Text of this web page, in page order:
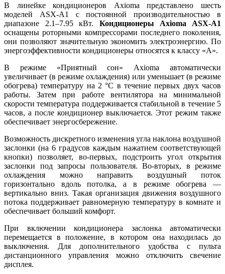
В линейке кондиционеров Axioma представлено шесть
моделей ASX-A1 с постоянной производительностью в
диапазоне 2.1–7.95 кВт. Кондиционеры Axioma ASX-A1
оснащены роторными компрессорами последнего поколения,
они позволяют значительную экономить электроэнергию. По
энергоэффективности кондиционеры относятся к классу «А».
В режиме «Приятный сон» Axioma автоматически
увеличивает (в режиме охлаждения) или уменьшает (в режиме
обогрева) температуру на 2 °С в течение первых двух часов
работы. Затем при работе вентилятора на минимальной
скорости температура поддерживается стабильной в течение 5
часов, а после кондиционер выключается. Этот режим также
обеспечивает энергосбережение.
Возможность дискретного изменения угла наклона воздушной
заслонки (на 6 градусов каждым нажатием соответствующей
кнопки) позволяет, во-первых, подстроить угол открытия
заслонки под запросы пользователя. Во-вторых, в режиме
охлаждения можно направить воздушный поток
горизонтально вдоль потолка, а в режиме обогрева —
вертикально вниз. Такая организация движения воздушного
потока поддерживает равномерную температуру в комнате и
обеспечивает больший комфорт.
При включении кондиционера заслонка автоматически
перемещается в положение, в котором она находилась до
выключения. Для дополнительного удобства с пульта
дистанционного управления можно отключить свечение
дисплея.